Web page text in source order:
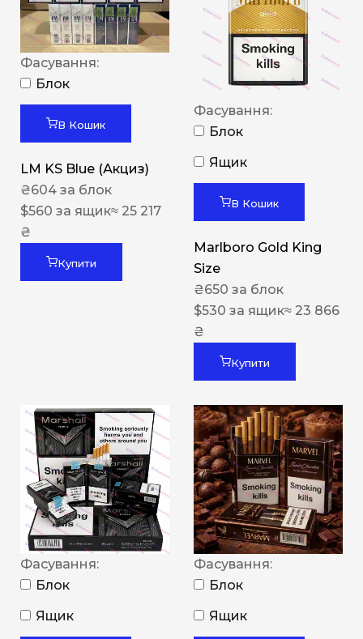
Фасування:
Блок
В Кошик
LM KS Blue (Акциз)
₴604 за блок
$560 за ящик≈ 25 217
₴
Купити
Фасування:
Блок
Ящик
В Кошик
Marlboro Gold King
Size
₴650 за блок
$530 за ящик≈ 23 866
₴
Купити
Фасування:
Блок
Ящик
Фасування:
Блок
Ящик